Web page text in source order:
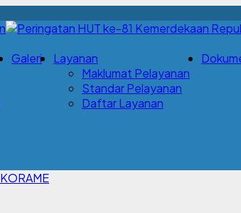
Galeri
Layanan
Maklumat Pelayanan
Standar Pelayanan
Daftar Layanan